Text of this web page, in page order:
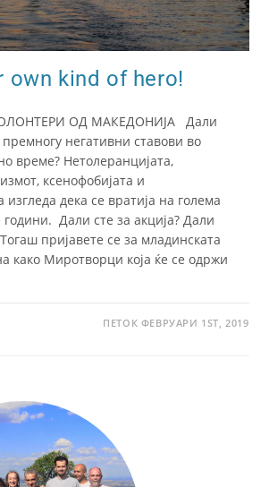
own kind of hero!
ОД МАКЕДОНИЈА Дали
негативни ставови во
време? Нетолеранцијата,
ксенофобијата и
дека се вратија на голема
Дали сте за акција? Дали
пријавете се за младинската
како Миротворци која ќе се одржи
ПЕТОК ФЕВРУАРИ 1ST, 2019